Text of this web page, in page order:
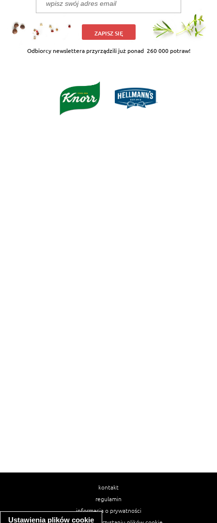
Ustawienia plików cookie
ZAPISZ SIĘ
Odbiorcy newslettera przyrządzili już ponad 260 000 potraw!
kontakt
regulamin
informacja o prywatności